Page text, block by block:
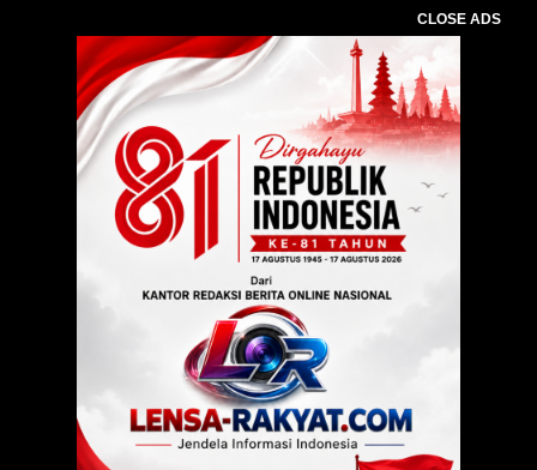
CLOSE ADS